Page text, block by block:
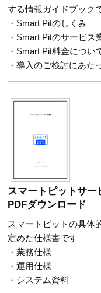
する情報ガイドブック
・Smart Pitのしくみ
・Smart Pitのサービス
・Smart Pit料金につい
・導入のご検討にあた
スマートピットサー
PDFダウンロード
スマートピットの具体
定めた仕様書です
・業務仕様
・運用仕様
・システム資料